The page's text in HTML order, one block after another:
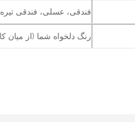
فندقی، عسلی، فندقی
رنگ دلخواه شما (از میان